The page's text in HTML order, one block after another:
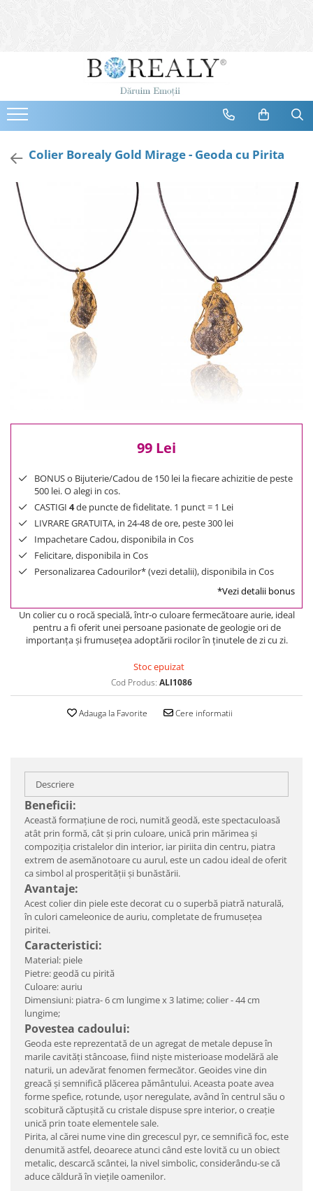
Bijuterii
Cercei
Bratari
Coliere
Brose
Tiare
Destinatari
Bijuterii Femei
Bijuterii Copii
Bijuterii Mirese
Cele mai noi
Cele mai vandute
200 Lei - 300 Lei
300 Lei - 500 Lei
500 Lei - 1000 Lei
1000 Lei +
Colier Borealy Gold Mirage - Geoda cu Pirita
99 Lei
BONUS o Bijuterie/Cadou de 150 lei la fiecare achizitie de peste
500 lei. O alegi in cos.
CASTIGI 4de puncte de fidelitate. 1 punct = 1 Lei
LIVRARE GRATUITA, in 24-48 de ore, peste 300 lei
Impachetare Cadou, disponibila in Cos
Felicitare, disponibila in Cos
Personalizarea Cadourilor* (vezi detalii), disponibila in Cos
*Vezi detalii bonus
Un colier cu o rocă specială, într-o culoare fermecătoare aurie, ideal
pentru a fi oferit unei persoane pasionate de geologie ori de
importanța și frumusețea adoptării rocilor în ținutele de zi cu zi.
Stoc epuizat
Cod Produs: ALI1086
Adauga la Favorite Cere informatii
Descriere
Beneficii:
Această formațiune de roci, numită geodă, este spectaculoasă
atât prin formă, cât și prin culoare, unică prin mărimea și
compoziția cristalelor din interior, iar piriita din centru, piatra
extrem de asemănotoare cu aurul, este un cadou ideal de oferit
ca simbol al prosperității și bunăstării.
Avantaje:
Acest colier din piele este decorat cu o superbă piatră naturală,
în culori cameleonice de auriu, completate de frumusețea
piritei.
Caracteristici:
Material: piele
Pietre: geodă cu pirită
Culoare: auriu
Dimensiuni: piatra- 6 cm lungime x 3 latime; colier - 44 cm
lungime;
Povestea cadoului:
Geoda este reprezentată de un agregat de metale depuse în
marile cavități stâncoase, fiind niște misterioase modelără ale
naturii, un adevărat fenomen fermecător. Geoides vine din
greacă și semnifică plăcerea pământului. Aceasta poate avea
forme spefice, rotunde, ușor neregulate, având în centrul său o
scobitură căptușită cu cristale dispuse spre interior, o creație
unică prin toate elementele sale.
Pirita, al cărei nume vine din grecescul pyr, ce semnifică foc, este
denumită astfel, deoarece atunci când este lovită cu un obiect
metalic, descarcă scântei, la nivel simbolic, considerându-se că
aduce căldură în viețile oamenilor.